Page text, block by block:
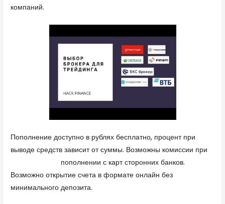
компаний.
Пополнение доступно в рублях бесплатно, процент при
выводе средств зависит от суммы. Возможны комиссии при
пополнении с карт сторонних банков.
Возможно открытие счета в формате онлайн без
минимального депозита.